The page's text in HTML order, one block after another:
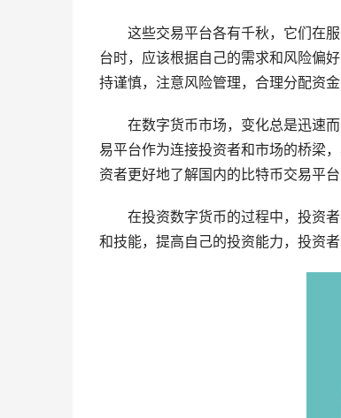
这些交易平台各有千秋，它们在
台时，应该根据自己的需求和风险偏
持谨慎，注意风险管理，合理分配资
在数字货币市场，变化总是迅速
易平台作为连接投资者和市场的桥梁
资者更好地了解国内的比特币交易平
在投资数字货币的过程中，投资
和技能，提高自己的投资能力，投资